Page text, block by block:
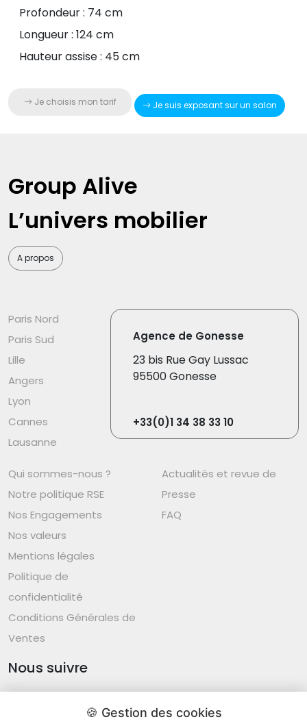
Profondeur : 74 cm
Longueur : 124 cm
Hauteur assise : 45 cm
Je choisis mon tarif Je suis exposant sur un salon
Group Alive
L’univers mobilier
A propos
Paris Nord
Paris Sud
Lille
Angers
Lyon
Cannes
Lausanne
Agence de Gonesse
23 bis Rue Gay Lussac
95500 Gonesse
+33(0)1 34 38 33 10
Qui sommes-nous ?
Notre politique RSE
Nos Engagements
Nos valeurs
Mentions légales
Politique de
confidentialité
Conditions Générales de
Ventes
Nous suivre
Actualités et revue de
Presse
FAQ
🍪 Gestion des cookies